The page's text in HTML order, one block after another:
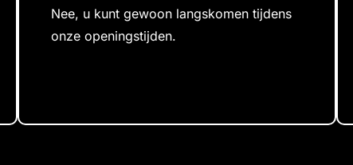
Nee, u kunt gewoon langskomen tijdens
onze openingstijden.